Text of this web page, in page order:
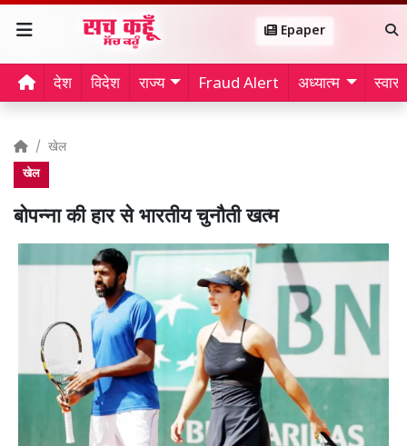
Epaper
देश विदेश राज्य Fraud Alert अध्यात्म
खेल
खेल
बोपन्ना की हार से भारतीय चुनौती खत्म